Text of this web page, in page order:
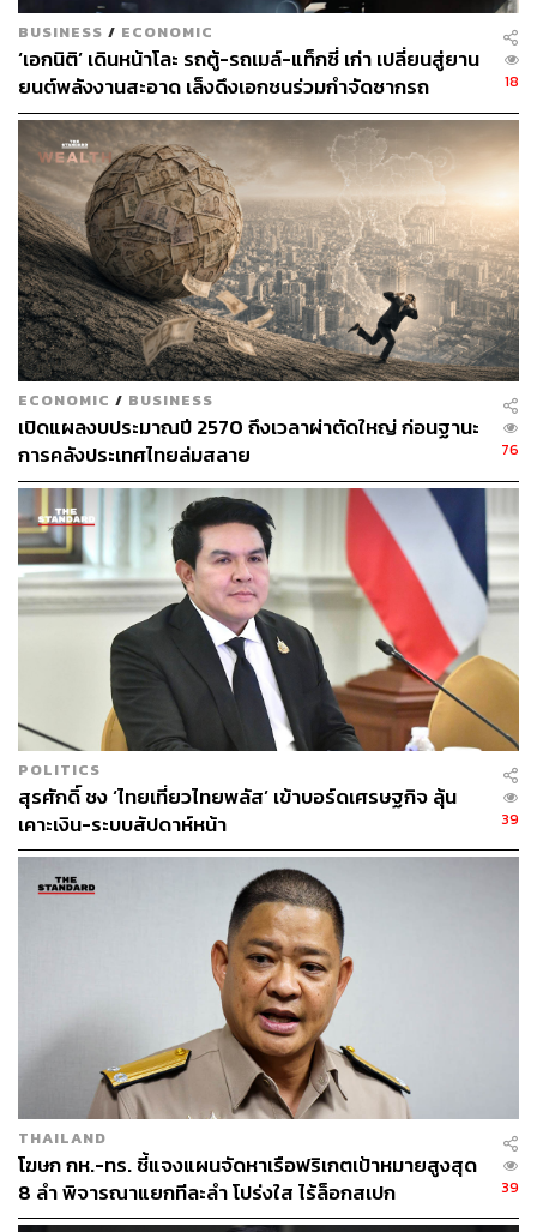
5. กำหนดวิธีปฏิบัติและแนวทางดำเนินการสำหรับมาตรการ
สนับสนุนการผลิตรถยนต์ HEV 3 ด้านได้แก่
1) ด้านการปล่อย CO₂ ผู้ผลิตต้องผ่านการทดสอบและรับรอง
ค่าการปล่อยคาร์บอนไดออกไซด์ตามเกณฑ์ที่กำหนด พร้อม
แสดงข้อมูลผ่านระบบ ECO Sticker
2) ด้านการใช้ชิ้นส่วนที่ผลิตหรือประกอบในประเทศ ต้องมี
การใช้ชิ้นส่วน HEV ที่มีมูลค่าสูงหรือปานกลางที่ผลิตใน
ประเทศ ตามเงื่อนไขที่กำหนด และมีการใช้แบตเตอรี่ที่มีการ
ผลิตอย่างน้อยในระดับ Pack Assembly ในประเทศ มีโรงงาน
ที่มีสาระสำคัญของการผลิตและรักษากำลังผลิตของ
เครื่องจักร มีโรงงานประกอบเครื่องยนต์ที่ผลิตหรือใช้ชิ้นส่วน
สำคัญในประเทศ 4 ใน 5 ชิ้น หรือมีสัดส่วนการใช้ชิ้นส่วน
ภายในประเทศร้อยละ 40 ตามวิธีคำนวณและเงื่อนไขของ
การจ้างแรงงานไทยไม่น้อยกว่าร้อยละ 75 ของคนทำงานใน
สำนักงาน
และ 3) ด้านความปลอดภัยและระบบ ADAS ผู้ผลิตต้องนำรถ
เข้าทดสอบการทำงานของระบบช่วยขับขี่อัจฉริยะ (ADAS) ที่
ศูนย์ทดสอบยานยนต์และยางล้อแห่งชาติ (ATTRIC)
ครอบคลุมการทดสอบทั้ง 4 กลุ่ม ได้แก่ Car-to-Car Rear
Stationary, Lane Keeping, ระบบเตือนการออกนอกช่อง
จราจร (LDW) และระบบตรวจจับจุดบอด (BSD)
ในส่วนของการปรับปรุงมาตรการเพื่อลดหรือป้องกันปัญหา
การผลิตล้นตลาดในประเทศ (Oversupply)
มีดังนี้
BUSINESS / ECONOMIC
‘เอกนิติ’ เดินหน้าโละ รถตู้-รถเมล์-แท็กซี่ เก่า เปลี่ยนสู่ยาน
ยนต์พลังงานสะอาด เล็งดึงเอกชนร่วมกำจัดซากรถ
18
ECONOMIC / BUSINESS
เปิดแผลงบประมาณปี 2570 ถึงเวลาผ่าตัดใหญ่ ก่อนฐานะ
การคลังประเทศไทยล่มสลาย
76
POLITICS
สุรศักดิ์ ชง ‘ไทยเที่ยวไทยพลัส’ เข้าบอร์ดเศรษฐกิจ ลุ้น
เคาะเงิน-ระบบสัปดาห์หน้า
39
THAILAND
โฆษก กห.-ทร. ชี้แจงแผนจัดหาเรือฟริเกตเป้าหมายสูงสุด
8 ลำ พิจารณาแยกทีละลำ โปร่งใส ไร้ล็อกสเปก
39